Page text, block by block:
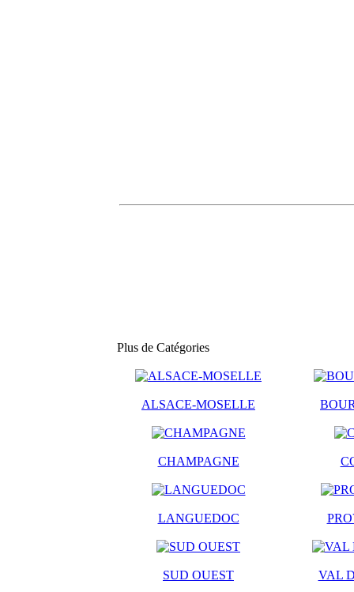
Plus de Catégories
ALSACE-MOSELLE
CHAMPAGNE
LANGUEDOC
SUD OUEST VAL